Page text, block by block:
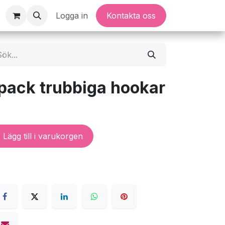
Logga in Kontakta oss
trubbiga hookar
Lägg till i varukorgen